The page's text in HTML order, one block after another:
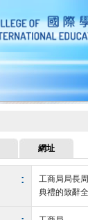
網址
:
工商局局長
典禮的致辭